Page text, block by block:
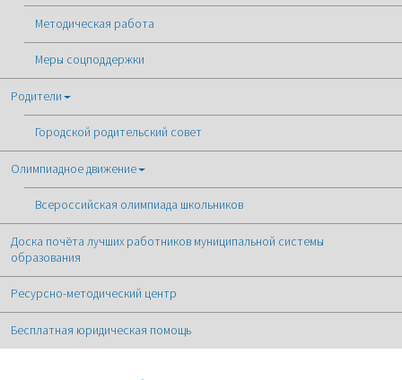
Методическая работа
Меры соцподдержки
Родители
Городской родительский совет
Олимпиадное движение
Всероссийская олимпиада школьников
Доска почёта лучших работников муниципальной системы
образования
Ресурсно-методический центр
Бесплатная юридическая помощь